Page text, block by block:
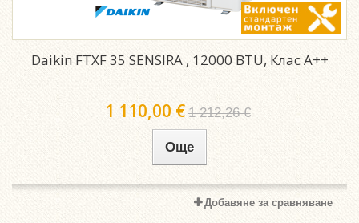
Daikin FTXF 35 SENSIRA , 12000 BTU, Клас A++
1 110,00 € 1 212,26 €
Още
Добавяне за сравняване